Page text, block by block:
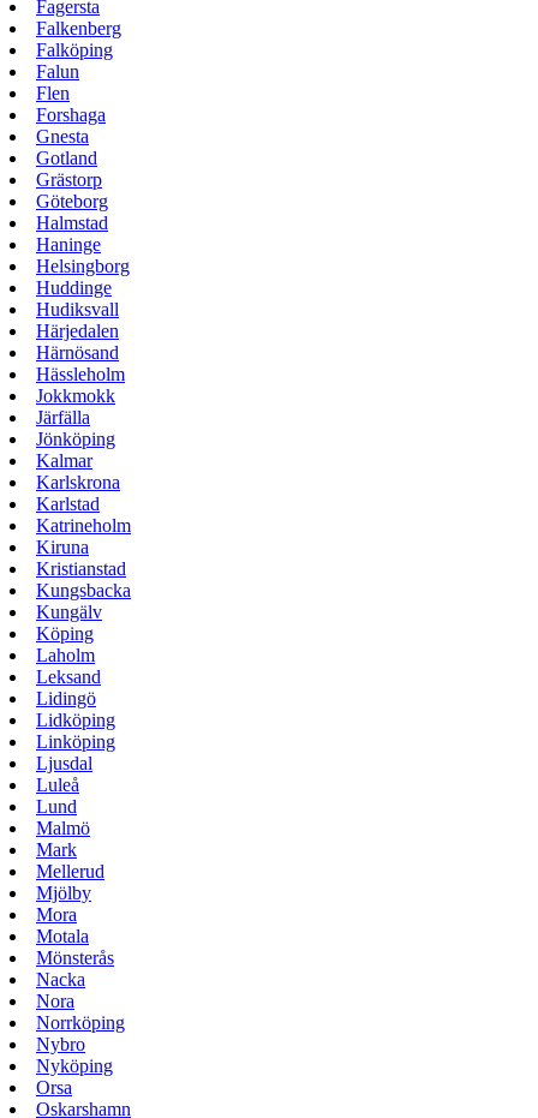
Fagersta
Falkenberg
Falköping
Falun
Flen
Forshaga
Gnesta
Gotland
Grästorp
Göteborg
Halmstad
Haninge
Helsingborg
Huddinge
Hudiksvall
Härjedalen
Härnösand
Hässleholm
Jokkmokk
Järfälla
Jönköping
Kalmar
Karlskrona
Karlstad
Katrineholm
Kiruna
Kristianstad
Kungsbacka
Kungälv
Köping
Laholm
Leksand
Lidingö
Lidköping
Linköping
Ljusdal
Luleå
Lund
Malmö
Mark
Mellerud
Mjölby
Mora
Motala
Mönsterås
Nacka
Nora
Norrköping
Nybro
Nyköping
Orsa
Oskarshamn